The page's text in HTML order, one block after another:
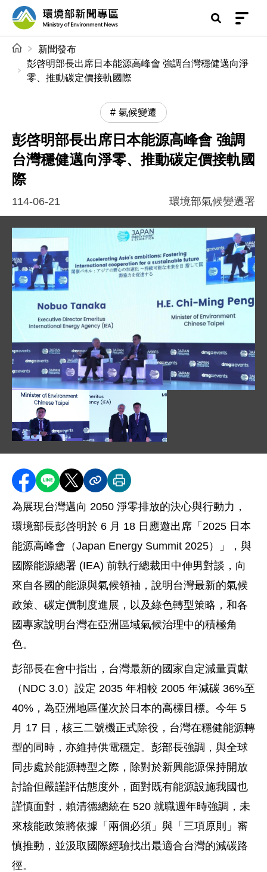
前往中央內容區塊
環境部新聞專區
新聞發布
彭啓明部長出席日本能源高峰會 強調台灣穩健邁向淨
零、推動碳定價接軌國際
氣候變遷
彭啓明部長出席日本能源高峰會 強調
台灣穩健邁向淨零、推動碳定價接軌國
際
114-06-21 環境部氣候變遷署
圖片說明：圖片 1_2025 日本能源高峰會_環境部彭
分享至 Facebook
分享到 LINE
分享到 X分享內容連結
列印本頁
為展現台灣邁向 2050 淨零排放的決心與行動力，
環境部長彭啓明於 6 月 18 日應邀出席「2025 日本
能源高峰會（Japan Energy Summit 2025）」，與
國際能源總署 (IEA) 前執行總裁田中伸男對談，向
來自各國的能源與氣候領袖，說明台灣最新的氣候
政策、碳定價制度進展，以及綠色轉型策略，和各
國專家說明台灣在亞洲區域氣候治理中的積極角
色。
彭部長在會中指出，台灣最新的國家自定減量貢獻
（NDC 3.0）設定 2035 年相較 2005 年減碳 36%至
40%，為亞洲地區僅次於日本的高標目標。今年 5
月 17 日，核三二號機正式除役，台灣在穩健能源轉
型的同時，亦維持供電穩定。彭部長強調，與全球
同步處於能源轉型之際，除對於新興能源保持開放
討論但嚴謹評估態度外，面對既有能源設施我國也
謹慎面對，賴清德總統在 520 就職週年時強調，未
來核能政策將依據「兩個必須」與「三項原則」審
慎推動，並汲取國際經驗找出最適合台灣的減碳路
徑。